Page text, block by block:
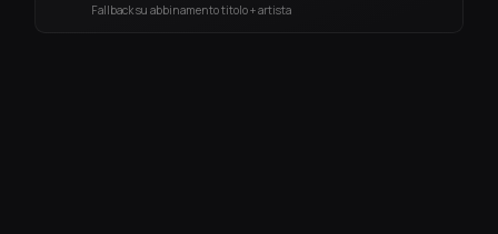
Fallback su abbinamento titolo + artista